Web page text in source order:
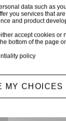
Disponible
data such as
you services that
and product
accept cookies
bottom of the page
policy
MY CHOICES